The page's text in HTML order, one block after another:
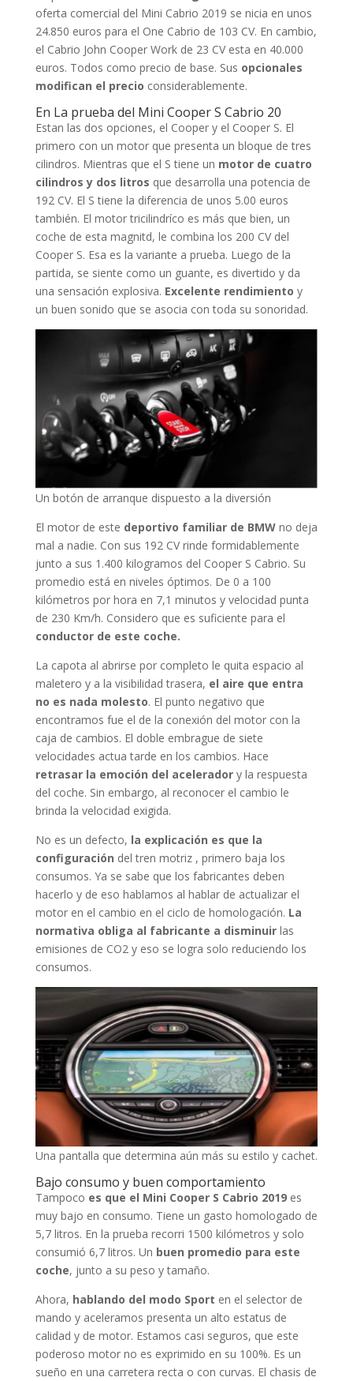
oferta comercial del Mini Cabrio 2019 se nicia en unos
24.850 euros para el One Cabrio de 103 CV. En cambio,
el Cabrio John Cooper Work de 23 CV esta en 40.000
euros. Todos como precio de base. Sus opcionales
modifican el precio considerablemente.
En La prueba del Mini Cooper S Cabrio 20
Estan las dos opciones, el Cooper y el Cooper S. El
primero con un motor que presenta un bloque de tres
cilindros. Mientras que el S tiene un motor de cuatro
cilindros y dos litros que desarrolla una potencia de
192 CV. El S tiene la diferencia de unos 5.00 euros
también. El motor tricilindríco es más que bien, un
coche de esta magnitd, le combina los 200 CV del
Cooper S. Esa es la variante a prueba. Luego de la
partida, se siente como un guante, es divertido y da
una sensación explosiva. Excelente rendimiento y
un buen sonido que se asocia con toda su sonoridad.
Un botón de arranque dispuesto a la diversión
El motor de este deportivo familiar de BMWno deja
mal a nadie. Con sus 192 CV rinde formidablemente
junto a sus 1.400 kilogramos del Cooper S Cabrio. Su
promedio está en niveles óptimos. De 0 a 100
kilómetros por hora en 7,1 minutos y velocidad punta
de 230 Km/h. Considero que es suficiente para el
conductor de este coche.
La capota al abrirse por completo le quita espacio al
maletero y a la visibilidad trasera, el aire que entra
no es nada molesto. El punto negativo que
encontramos fue el de la conexión del motor con la
caja de cambios. El doble embrague de siete
velocidades actua tarde en los cambios. Hace
retrasar la emoción del aceleradory la respuesta
del coche. Sin embargo, al reconocer el cambio le
brinda la velocidad exigida.
No es un defecto, la explicación es que la
configuración del tren motriz , primero baja los
consumos. Ya se sabe que los fabricantes deben
hacerlo y de eso hablamos al hablar de actualizar el
motor en el cambio en el ciclo de homologación. La
normativa obliga al fabricante a disminuirlas
emisiones de CO2 y eso se logra solo reduciendo los
consumos.
Una pantalla que determina aún más su estilo y cachet.
Bajo consumo y buen comportamiento
Tampoco es que el Mini Cooper S Cabrio 2019es
muy bajo en consumo. Tiene un gasto homologado de
5,7 litros. En la prueba recorri 1500 kilómetros y solo
consumió 6,7 litros. Un buen promedio para este
coche, junto a su peso y tamaño.
Ahora, hablando del modo Sport en el selector de
mando y aceleramos presenta un alto estatus de
calidad y de motor. Estamos casi seguros, que este
poderoso motor no es exprimido en su 100%. Es un
sueño en una carretera recta o con curvas. El chasis de